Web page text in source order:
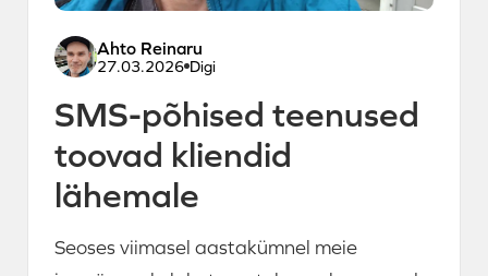
Ahto Reinaru
27.03.2026 Digi
SMS-põhised teenused
toovad kliendid
lähemale
Seoses viimasel aastakümnel meie